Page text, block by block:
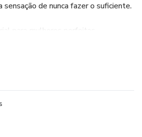
sensação de nunca fazer o suficiente.
para mulheres perfeitas.
conduzida por reflexões
que ajudam a reconhecer Deus
da sua vida — na casa, no trabalho,